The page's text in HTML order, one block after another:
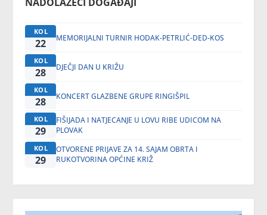
KOL
22 MEMORIJALNI TURNIR HODAK-PETRLIĆ-DED-KOS
KOL
28 DJEČJI DAN U KRIŽU
KOL
28 KONCERT GLAZBENE GRUPE RINGIŠPIL
KOL
29
FIŠIJADA I NATJECANJE U LOVU RIBE UDICOM NA
PLOVAK
KOL
29
OTVORENE PRIJAVE ZA 14. SAJAM OBRTA I
RUKOTVORINA OPĆINE KRIŽ